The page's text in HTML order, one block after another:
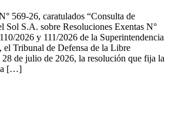
569-26, caratulados “Consulta de
Sol S.A. sobre Resoluciones Exentas N°
2026 y 111/2026 de la Superintendencia
el Tribunal de Defensa de la Libre
de julio de 2026, la resolución que fija la
[…]